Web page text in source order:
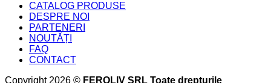
CATALOG PRODUSE
DESPRE NOI
PARTENERI
NOUTĂȚI
FAQ
CONTACT
Copyright 2026 © FEROLIV SRL Toate drepturile